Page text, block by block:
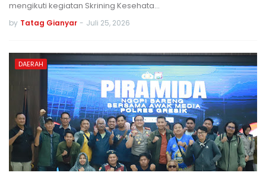
mengikuti kegiatan Skrining Kesehata…
by Tatag Gianyar - Juli 25, 2026
DAERAH